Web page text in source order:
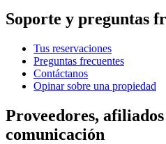
Soporte y preguntas
Tus reservaciones
Preguntas frecuentes
Contáctanos
Opinar sobre una propiedad
Proveedores,
comunicación